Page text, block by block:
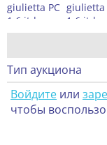
Тип аукциона
Войдите или
чтобы